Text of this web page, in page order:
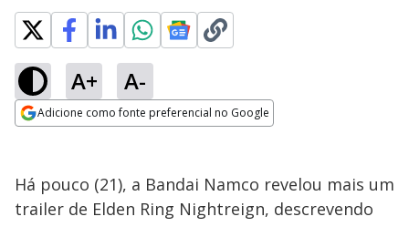
A+ A-
Adicione como fonte preferencial no Google
Há pouco (21), a Bandai Namco revelou mais um
trailer de Elden Ring Nightreign, descrevendo